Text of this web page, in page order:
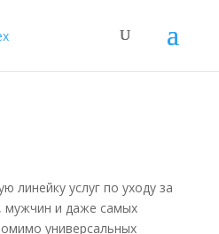
линейку услуг по уходу за
и даже самых
универсальных